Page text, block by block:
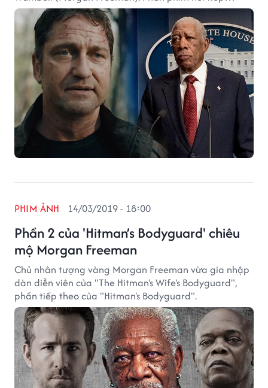
Olympus Has Fallen và London Has Fallen.
Phần 2 của 'Hitman’s Bodyguard' chiêu
mộ Morgan Freeman
PHIM ẢNH 14/03/2019 - 18:00
Chủ nhân tượng vàng Morgan Freeman vừa gia nhập
dàn diễn viên của "The Hitman's Wife's Bodyguard",
phần tiếp theo của "Hitman's Bodyguard".